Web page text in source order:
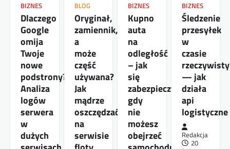
BIZNES
Dlaczego
Google
omija
Twoje
nowe
podstrony?
Analiza
logów
serwera
w
dużych
BLOG
Oryginał,
zamiennik,
a
może
część
używana?
Jak
mądrze
oszczędzać
na
serwisie
BIZNES
Kupno
auta
na
odległość
– jak
się
zabezpieczyć,
gdy
nie
możesz
obejrzeć
BIZNES
Śledzenie
przesyłek
w
czasie
— jak
działa
api
logistyczne
Redakcja
20